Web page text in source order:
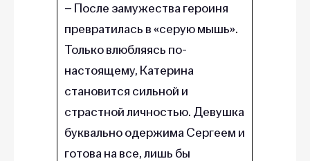
– После замужества героиня
превратилась в «серую мышь».
Только влюбляясь по-
настоящему, Катерина
становится сильной и
страстной личностью. Девушка
буквально одержима Сергеем и
готова на все, лишь бы